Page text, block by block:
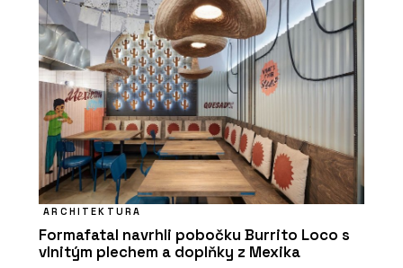
ARCHITEKTURA
Formafatal navrhli pobočku Burrito Loco s
vlnitým plechem a doplňky z Mexika